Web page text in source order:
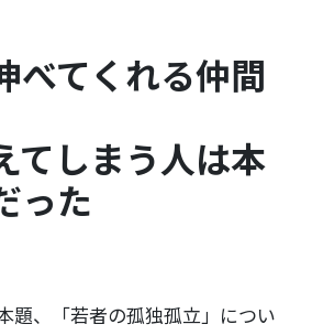
べてくれる仲間
てしまう人は本
った
題、「若者の孤独孤立」につい